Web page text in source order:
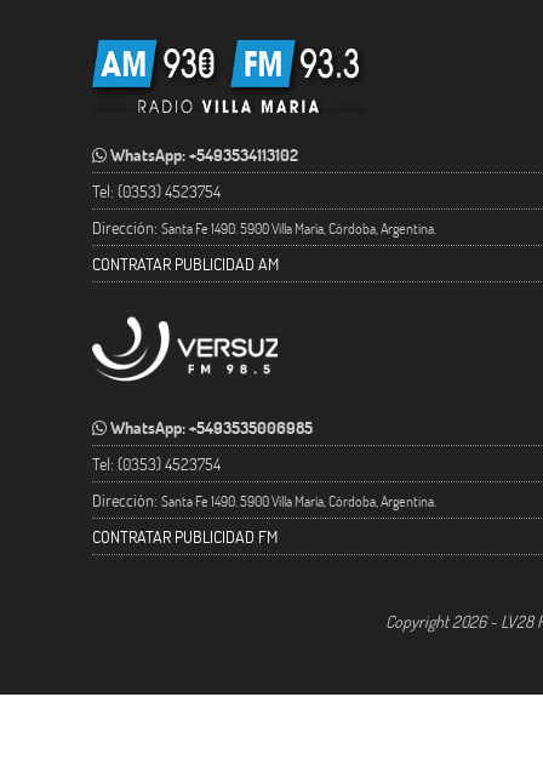
WhatsApp: +5493534113102
Tel: (0353) 4523754
Dirección: Santa Fe 1490. 5900 Villa María, Córdoba, Argentina.
CONTRATAR PUBLICIDAD AM
WhatsApp: +5493535006985
Tel: (0353) 4523754
Dirección: Santa Fe 1490. 5900 Villa María, Córdoba, Argentina.
CONTRATAR PUBLICIDAD FM
Copyright 2026 - LV28